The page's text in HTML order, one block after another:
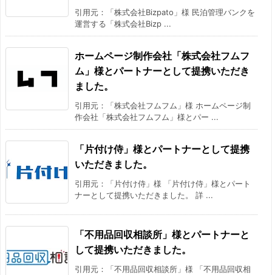
引用元：「株式会社Bizpato」様 民泊管理バンクを
運営する「株式会社Bizp ...
ホームページ制作会社「株式会社フムフ
ム」様とパートナーとして提携いただき
ました。
引用元：「株式会社フムフム」様 ホームページ制
作会社「株式会社フムフム」様とパー ...
「片付け侍」様とパートナーとして提携
いただきました。
引用元：「片付け侍」様 「片付け侍」様とパート
ナーとして提携いただきました。 詳 ...
「不用品回収相談所」様とパートナーと
して提携いただきました。
引用元：「不用品回収相談所」様 「不用品回収相